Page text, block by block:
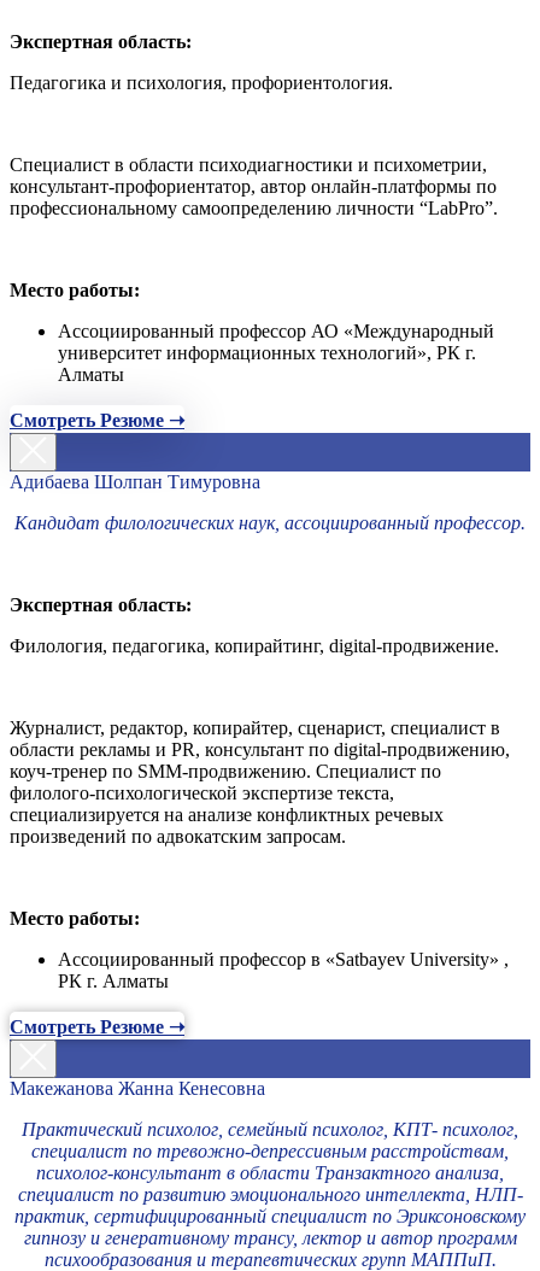
Экспертная область:
Педагогика и психология, профориентология.
Специалист в области психодиагностики и психометрии,
консультант-профориентатор, автор онлайн-платформы по
профессиональному самоопределению личности “LabPro”.
Место работы:
Ассоциированный профессор АО «Международный
университет информационных технологий», РК г.
Алматы
Смотреть Резюме ➝
Адибаева Шолпан Тимуровна
Кандидат филологических наук, ассоциированный профессор.
Экспертная область:
Филология, педагогика, копирайтинг, digital-продвижение.
Журналист, редактор, копирайтер, сценарист, специалист в
области рекламы и PR, консультант по digital-продвижению,
коуч-тренер по SMM-продвижению. Специалист по
филолого-психологической экспертизе текста,
специализируется на анализе конфликтных речевых
произведений по адвокатским запросам.
Место работы:
Ассоциированный профессор в «Satbayev University» ,
РК г. Алматы
Смотреть Резюме ➝
Макежанова Жанна Кенесовна
Практический психолог, семейный психолог, КПТ- психолог,
специалист по тревожно-депрессивным расстройствам,
психолог-консультант в области Транзактного анализа,
специалист по развитию эмоционального интеллекта, НЛП-
практик, сертифицированный специалист по Эриксоновскому
гипнозу и генеративному трансу, лектор и автор программ
психообразования и терапевтических групп МАППиП.